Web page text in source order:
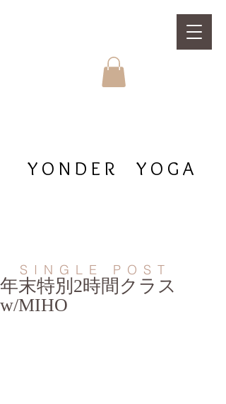
YONDER YOGA
SINGLE POST
年末特別2時間クラス
w/MIHO